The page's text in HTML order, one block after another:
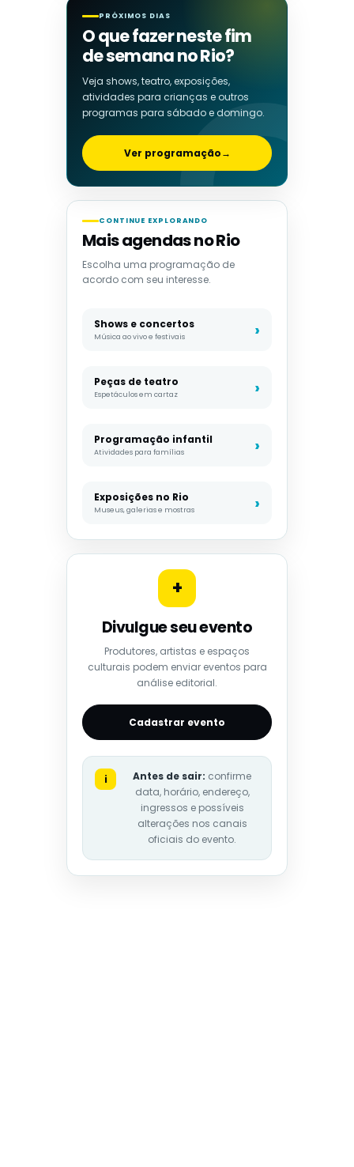
PRÓXIMOS DIAS
O que fazer neste fim
de semana no Rio?
Veja shows, teatro, exposições,
atividades para crianças e outros
programas para sábado e domingo.
Ver programação→
CONTINUE EXPLORANDO
Mais agendas no Rio
Escolha uma programação de
acordo com seu interesse.
Shows e concertos
Música ao vivo e festivais
Peças de teatro
Espetáculos em cartaz
Programação infantil
Atividades para famílias
Exposições no Rio
Museus, galerias e mostras
+
Divulgue seu evento
Produtores, artistas e espaços
culturais podem enviar eventos para
análise editorial.
Cadastrar evento
i Antes de sair: confirme
data, horário, endereço,
ingressos e possíveis
alterações nos canais
oficiais do evento.